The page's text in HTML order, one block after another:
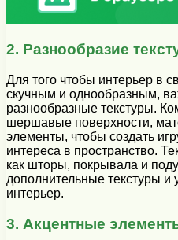
2. Разнообразие
Для того чтобы интерьер в
скучным и однообразным,
разнообразные текстуры.
шершавые поверхности,
элементы, чтобы создать
интереса в пространство.
как шторы, покрывала и
дополнительные текстуры и
интерьер.
3. Акцентные